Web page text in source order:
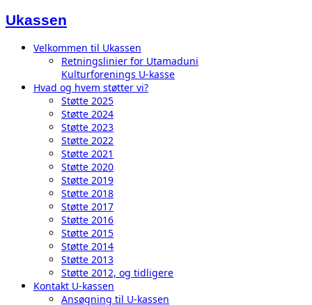
Ukassen
Velkommen til Ukassen
Retningslinier for Utamaduni
Kulturforenings U-kasse
Hvad og hvem støtter vi?
Støtte 2025
Støtte 2024
Støtte 2023
Støtte 2022
Støtte 2021
Støtte 2020
Støtte 2019
Støtte 2018
Støtte 2017
Støtte 2016
Støtte 2015
Støtte 2014
Støtte 2013
Støtte 2012, og tidligere
Kontakt U-kassen
Ansøgning til U-kassen